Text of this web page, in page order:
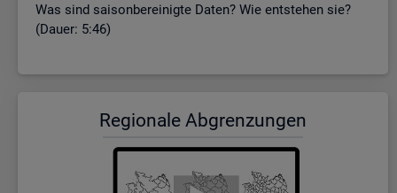
Was sind sai­son­be­rei­nig­te Daten? Wie ent­ste­hen sie?
(Dauer: 5:46)
Re­gio­na­le Ab­gren­zun­gen